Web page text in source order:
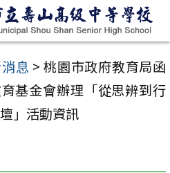
息 > 桃園市政府教育局函
基金會辦理「從思辨到行
」活動資訊